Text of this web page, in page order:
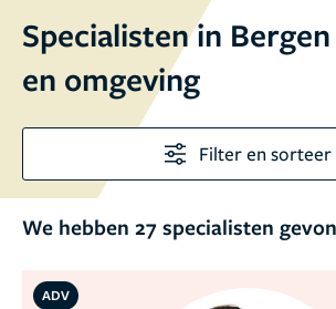
Specialisten in
en omgeving
Filter en sorteer
We hebben 27 specialisten
ADV